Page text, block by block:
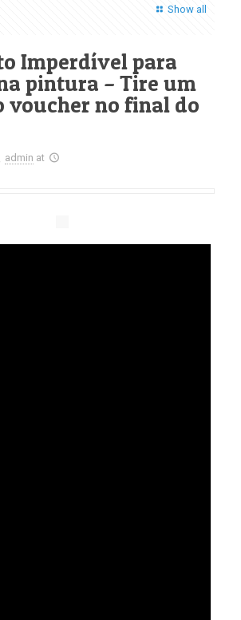
Show all
Imperdível para
pintura – Tire um
voucher no final do
admin at